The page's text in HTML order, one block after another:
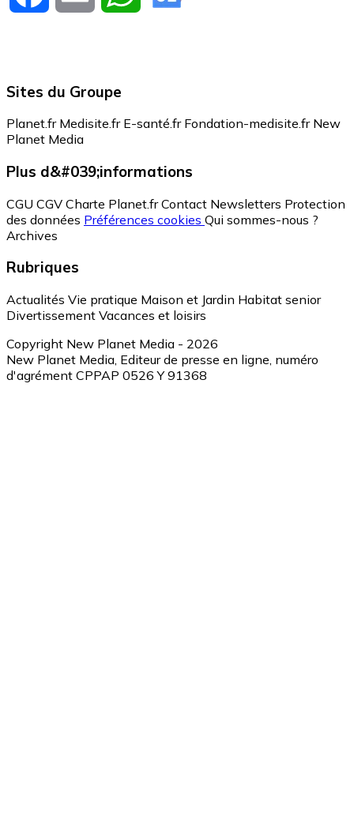
Sites du Groupe
Planet.fr Medisite.fr E-santé.fr Fondation-medisite.fr New
Planet Media
Plus d&#039;informations
CGU CGV Charte Planet.fr Contact Newsletters Protection
des données Préférences cookies Qui sommes-nous ?
Archives
Rubriques
Actualités Vie pratique Maison et Jardin Habitat senior
Divertissement Vacances et loisirs
Copyright New Planet Media - 2026
New Planet Media, Editeur de presse en ligne, numéro
d'agrément CPPAP 0526 Y 91368